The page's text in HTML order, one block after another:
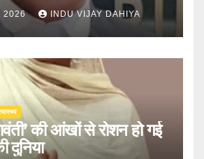
2026 INDU VIJAY DAHIYA
की आंखों से रोशन हो गई
दुनिया